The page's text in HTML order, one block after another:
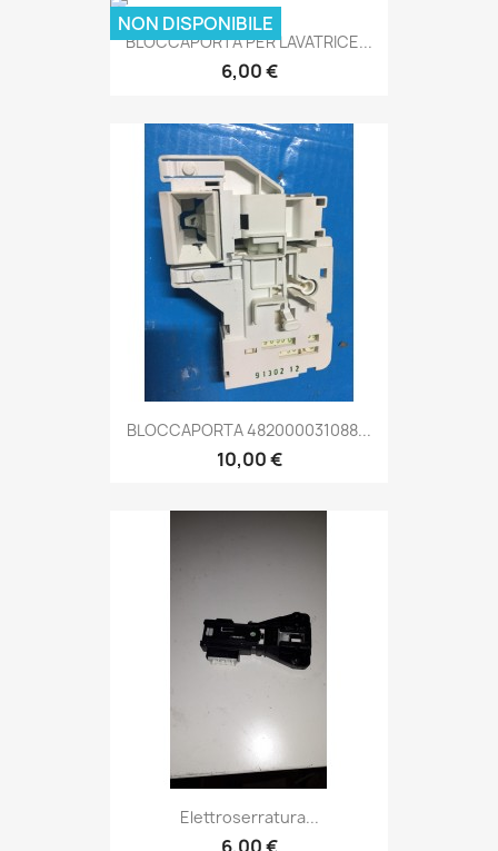
BLOCCAPORTA PER LAVATRICE...
6,00 €
NON DISPONIBILE
BLOCCAPORTA 482000031088...
10,00 €
Elettroserratura...